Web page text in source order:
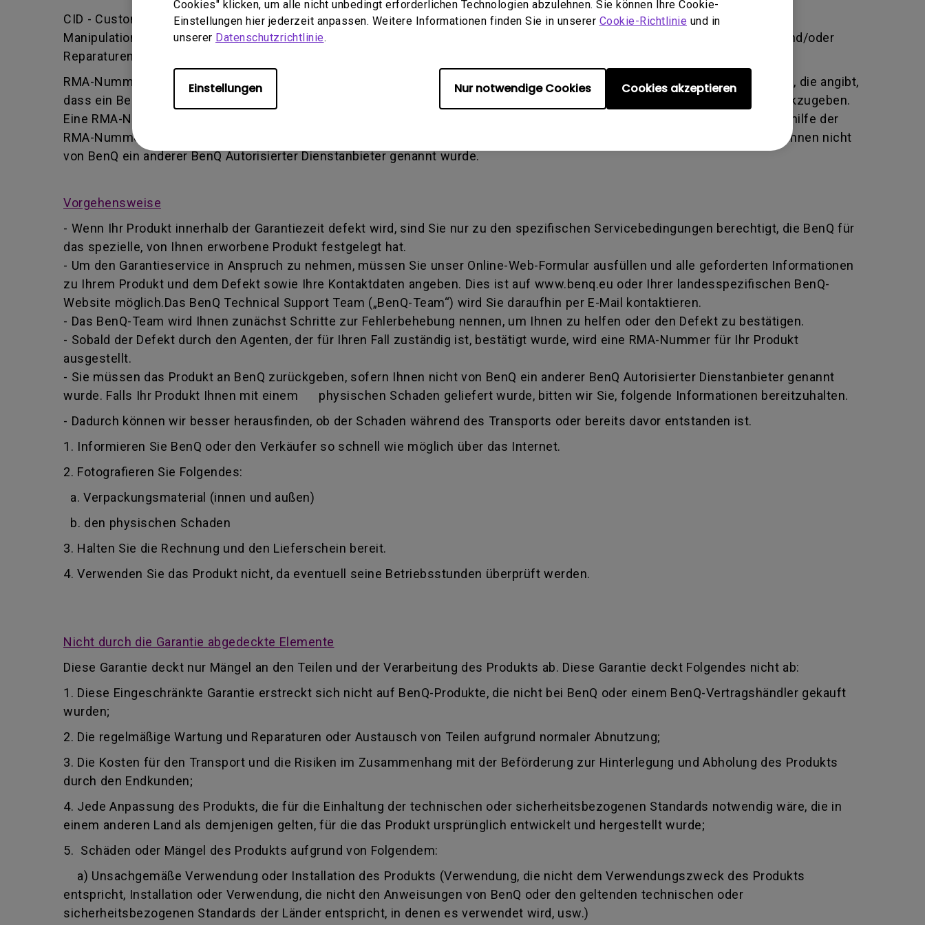
Cookies" klicken, um alle nicht unbedingt erforderlichen Technologien abzulehnen. Sie können Ihre Cookie-
Einstellungen hier jederzeit anpassen. Weitere Informationen finden Sie in unserer Cookie-Richtlinie und in
unserer Datenschutzrichtlinie.
Einstellungen Nur notwendige Cookies Cookies akzeptieren
CID - Customer Induced Damage (vom Kunden verursachter Schaden) - Defekt, der durch Missbrauch, Vernachlässigung und
Manipulation oder falsche Einstellung/Installation verursacht wird. Dies gilt auch, wenn eine unbefugte Person Änderungen und/oder
Reparaturen durchführt.
RMA-Nummer - Kurz für Returned Merchandise Authorization number - Eine von BenQ verwendete alphanumerische Kennung, die angibt,
dass ein Benutzer vom BenQ-Team autorisiert wurde, ein Produkt zur Reparatur oder zum Austausch an den Hersteller zurückzugeben.
Eine RMA-Nummer ähnelt einer Tracking-Nummer dahingehend, dass sie eine Transaktion identifiziert und beide Parteien mithilfe der
RMA-Nummer Informationen über deren Fortschritt erhalten können. Sie müssen das Produkt an BenQ zurückgeben, sofern Ihnen nicht
von BenQ ein anderer BenQ Autorisierter Dienstanbieter genannt wurde.
Vorgehensweise
- Wenn Ihr Produkt innerhalb der Garantiezeit defekt wird, sind Sie nur zu den spezifischen Servicebedingungen berechtigt, die BenQ für
das spezielle, von Ihnen erworbene Produkt festgelegt hat.
- Um den Garantieservice in Anspruch zu nehmen, müssen Sie unser Online-Web-Formular ausfüllen und alle geforderten Informationen
zu Ihrem Produkt und dem Defekt sowie Ihre Kontaktdaten angeben. Dies ist auf www.benq.eu oder Ihrer landesspezifischen BenQ-
Website möglich.Das BenQ Technical Support Team („BenQ-Team“) wird Sie daraufhin per E-Mail kontaktieren.
- Das BenQ-Team wird Ihnen zunächst Schritte zur Fehlerbehebung nennen, um Ihnen zu helfen oder den Defekt zu bestätigen.
- Sobald der Defekt durch den Agenten, der für Ihren Fall zuständig ist, bestätigt wurde, wird eine RMA-Nummer für Ihr Produkt
ausgestellt.
- Sie müssen das Produkt an BenQ zurückgeben, sofern Ihnen nicht von BenQ ein anderer BenQ Autorisierter Dienstanbieter genannt
wurde. Falls Ihr Produkt Ihnen mit einem physischen Schaden geliefert wurde, bitten wir Sie, folgende Informationen bereitzuhalten.
- Dadurch können wir besser herausfinden, ob der Schaden während des Transports oder bereits davor entstanden ist.
1. Informieren Sie BenQ oder den Verkäufer so schnell wie möglich über das Internet.
2. Fotografieren Sie Folgendes:
a. Verpackungsmaterial (innen und außen)
b. den physischen Schaden
3. Halten Sie die Rechnung und den Lieferschein bereit.
4. Verwenden Sie das Produkt nicht, da eventuell seine Betriebsstunden überprüft werden.
Nicht durch die Garantie abgedeckte Elemente
Diese Garantie deckt nur Mängel an den Teilen und der Verarbeitung des Produkts ab. Diese Garantie deckt Folgendes nicht ab:
1. Diese Eingeschränkte Garantie erstreckt sich nicht auf BenQ-Produkte, die nicht bei BenQ oder einem BenQ-Vertragshändler gekauft
wurden;
2. Die regelmäßige Wartung und Reparaturen oder Austausch von Teilen aufgrund normaler Abnutzung;
3. Die Kosten für den Transport und die Risiken im Zusammenhang mit der Beförderung zur Hinterlegung und Abholung des Produkts
durch den Endkunden;
4. Jede Anpassung des Produkts, die für die Einhaltung der technischen oder sicherheitsbezogenen Standards notwendig wäre, die in
einem anderen Land als demjenigen gelten, für die das Produkt ursprünglich entwickelt und hergestellt wurde;
5. Schäden oder Mängel des Produkts aufgrund von Folgendem:
a) Unsachgemäße Verwendung oder Installation des Produkts (Verwendung, die nicht dem Verwendungszweck des Produkts
entspricht, Installation oder Verwendung, die nicht den Anweisungen von BenQ oder den geltenden technischen oder
sicherheitsbezogenen Standards der Länder entspricht, in denen es verwendet wird, usw.)